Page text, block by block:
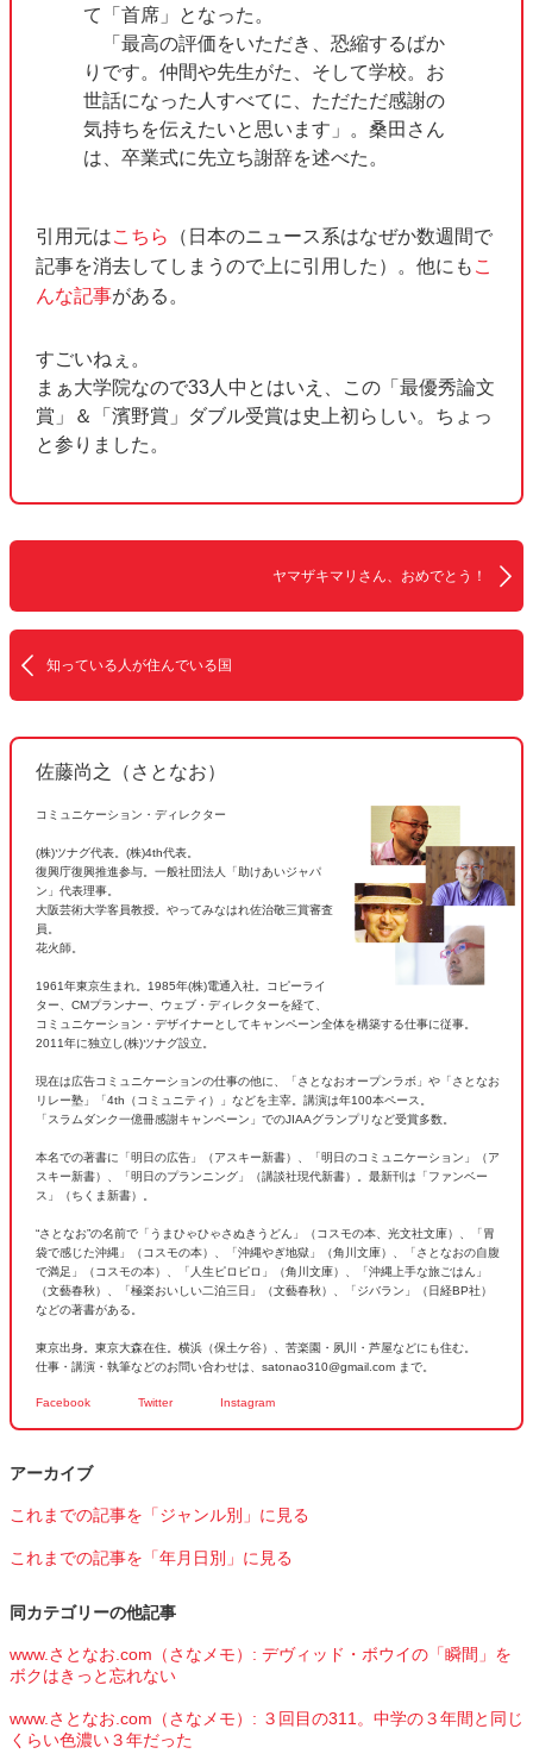
て「首席」となった。
「最高の評価をいただき、恐縮するばか
りです。仲間や先生がた、そして学校。お
世話になった人すべてに、ただただ感謝の
気持ちを伝えたいと思います」。桑田さん
は、卒業式に先立ち謝辞を述べた。
引用元はこちら
（日本のニュース系はなぜか数週間で
記事を消去してしまうので上に引用した）。他にも こ
んな記事がある。
すごいねぇ。
まぁ大学院なので33人中とはいえ、この「最優秀論文
賞」＆「濱野賞」ダブル受賞は史上初らしい。ちょっ
と参りました。
ヤマザキマリさん、おめでとう！
知っている人が住んでいる国
佐藤尚之（さとなお）
コミュニケーション・ディレクター
(株)ツナグ代表。(株)4th代表。
復興庁復興推進参与。一般社団法人「助けあいジャパ
ン」代表理事。
大阪芸術大学客員教授。やってみなはれ佐治敬三賞審査
員。
花火師。
1961年東京生まれ。1985年(株)電通入社。コピーライ
ター、CMプランナー、ウェブ・ディレクターを経て、
コミュニケーション・デザイナーとしてキャンペーン全体を構築する仕事に従事。
2011年に独立し(株)ツナグ設立。
現在は広告コミュニケーションの仕事の他に、「さとなおオープンラボ」や「さとなお
リレー塾」「4th（コミュニティ）」などを主宰。講演は年100本ペース。
「スラムダンク一億冊感謝キャンペーン」でのJIAAグランプリなど受賞多数。
本名での著書に「明日の広告」（アスキー新書）、「明日のコミュニケーション」（ア
スキー新書）、「明日のプランニング」（講談社現代新書）。最新刊は「ファンベー
ス」（ちくま新書）。
“さとなお”の名前で「うまひゃひゃさぬきうどん」（コスモの本、光文社文庫）、「胃
袋で感じた沖縄」（コスモの本）、「沖縄やぎ地獄」（角川文庫）、「さとなおの自腹
で満足」（コスモの本）、「人生ピロピロ」（角川文庫）、「沖縄上手な旅ごはん」
（文藝春秋）、「極楽おいしい二泊三日」（文藝春秋）、「ジバラン」（日経BP社）
などの著書がある。
東京出身。東京大森在住。横浜（保土ケ谷）、苦楽園・夙川・芦屋などにも住む。
仕事・講演・執筆などのお問い合わせは、satonao310@gmail.com まで。
Facebook Twitter Instagram
アーカイブ
これまでの記事を「ジャンル別」に見る
これまでの記事を「年月日別」に見る
同カテゴリーの他記事
www.さとなお.com（さなメモ）: デヴィッド・ボウイの「瞬間」を
ボクはきっと忘れない
www.さとなお.com（さなメモ）: ３回目の311。中学の３年間と同じ
くらい色濃い３年だった